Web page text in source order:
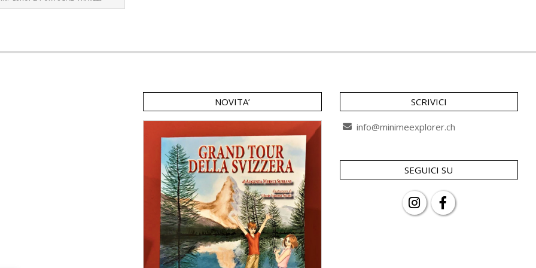
NOVITA’ SCRIVICI
info@minimeexplorer.ch
SEGUICI SU